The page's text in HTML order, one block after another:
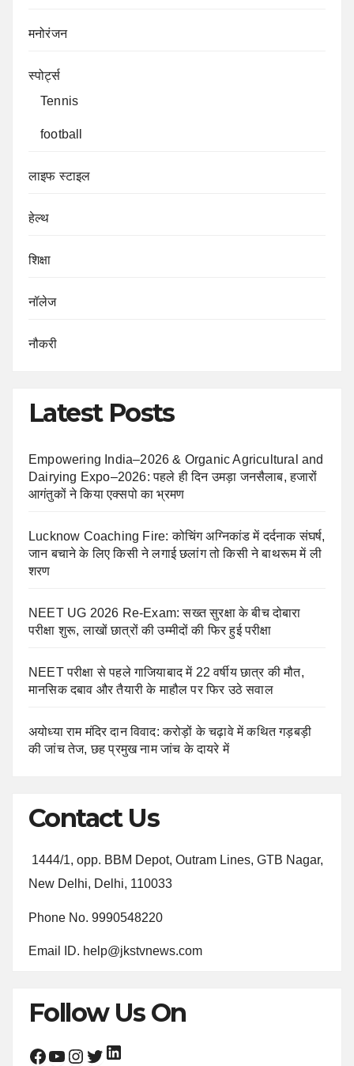
मनोरंजन
स्पोर्ट्स
Tennis
football
लाइफ स्टाइल
हेल्थ
शिक्षा
नॉलेज
नौकरी
Latest Posts
Empowering India–2026 & Organic Agricultural and
Dairying Expo–2026: पहले ही दिन उमड़ा जनसैलाब, हजारों
आगंतुकों ने किया एक्सपो का भ्रमण
Lucknow Coaching Fire: कोचिंग अग्निकांड में दर्दनाक संघर्ष,
जान बचाने के लिए किसी ने लगाई छलांग तो किसी ने बाथरूम में ली
शरण
NEET UG 2026 Re-Exam: सख्त सुरक्षा के बीच दोबारा
परीक्षा शुरू, लाखों छात्रों की उम्मीदों की फिर हुई परीक्षा
NEET परीक्षा से पहले गाजियाबाद में 22 वर्षीय छात्र की मौत,
मानसिक दबाव और तैयारी के माहौल पर फिर उठे सवाल
अयोध्या राम मंदिर दान विवाद: करोड़ों के चढ़ावे में कथित गड़बड़ी
की जांच तेज, छह प्रमुख नाम जांच के दायरे में
Contact Us
1444/1, opp. BBM Depot, Outram Lines, GTB Nagar,
New Delhi, Delhi, 110033
Phone No. 9990548220
Email ID. help@jkstvnews.com
Follow Us On
Facebook YouTube Instagram Twitter LinkedIn